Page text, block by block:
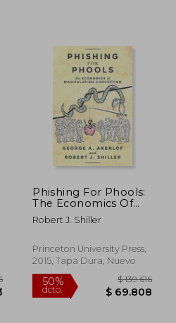
Phishing For Phools:
The Economics Of
Manipulation And
Deception (en Inglés)
Robert J. Shiller
Princeton University Press,
2015, Tapa Dura, Nuevo